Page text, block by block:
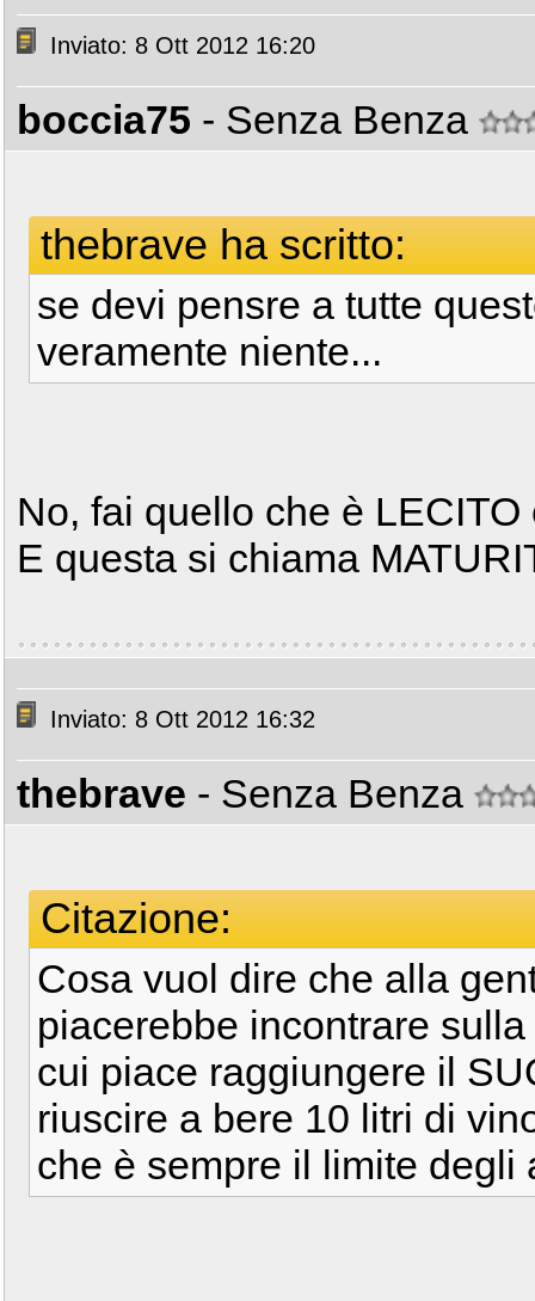
Inviato: 8 Ott 2012 16:20
boccia75 - Senza Benza
thebrave ha scritto:
se devi pensre a tutte
veramente niente...
No, fai quello che è
E questa si chiama
Inviato: 8 Ott 2012 16:32
thebrave - Senza Benza
Citazione:
Cosa vuol dire che alla
piacerebbe incontrare
cui piace raggiungere il
riuscire a bere 10 litri di
che è sempre il limite degli